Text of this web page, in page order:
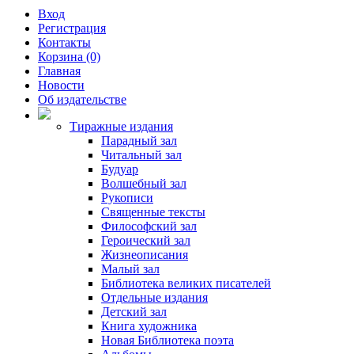
Вход
Регистрация
Контакты
Корзина (0)
Главная
Новости
Об издательстве
Тиражные издания
Парадный зал
Читальный зал
Будуар
Волшебный зал
Рукописи
Священные тексты
Философский зал
Героический зал
Жизнеописания
Малый зал
Библиотека великих писателей
Отдельные издания
Детский зал
Книга художника
Новая Библиотека поэта